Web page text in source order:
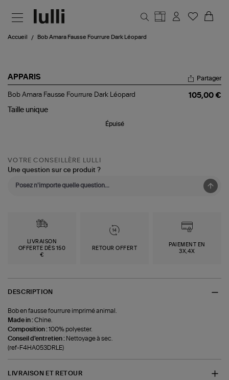
Accueil Bob Amara Fausse Fourrure Dark Léopard
APPARIS
Bob
Fausse
Partager
Bob Amara Fausse Fourrure Dark Léopard
105,00 €
Taille unique
Épuisé
VOTRE CONSEILLÈRE LULLI
Une question sur ce produit ?
LIVRAISON
OFFERTE DÈS 150
€
RETOUR OFFERT
PAIEMENT EN
3X,4X
DESCRIPTION
Bob en fausse fourrure imprimé animal.
Made in :Chine.
Composition :100% polyester.
Conseil d'entretien : Nettoyage à sec.
(ref-F4HA053DRLE)
LIVRAISON ET RETOUR